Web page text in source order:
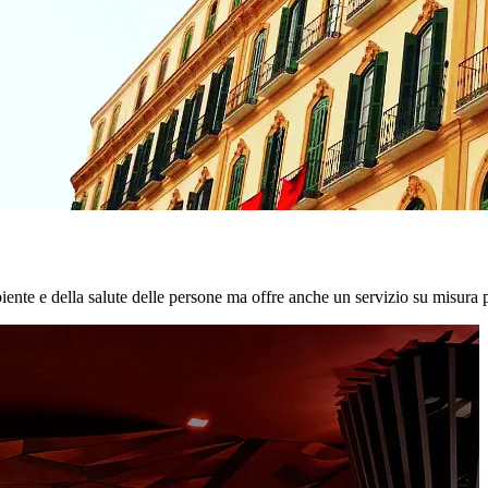
e della salute delle persone ma offre anche un servizio su misura